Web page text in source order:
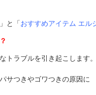
と「おすすめアイテム エル
トラブルを引き起こします。
サつきやゴワつきの原因に